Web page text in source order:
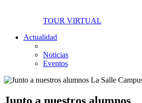
TOUR VIRTUAL
Actualidad
Noticias
Eventos